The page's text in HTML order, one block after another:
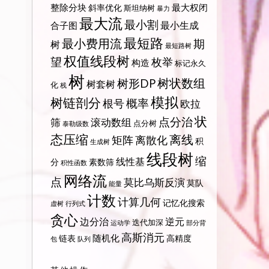
整除分块 斜率优化 斯坦纳树 暴力 最大权闭
合子图 最大流最小割 最小生成
树最小费用流最短路 最短路树 期
望权值线段树构造 枚举 标记永久
化 栈 树 树套树树形DP树状数组
树链剖分根号概率模拟 欧拉
筛 泰勒级数 滚动数组 点分树 点分治状
态压缩 生成树 矩阵离散化离线 积
分 积性函数 素数筛 线性基 线段树缩
点 网络流 能量 莫比乌斯反演莫队
虚树 行列式 计数计算几何 记忆化搜索
贪心边分治 运动学 迭代加深 逆元 部分背
包 链表 队列 随机化高斯消元 高精度